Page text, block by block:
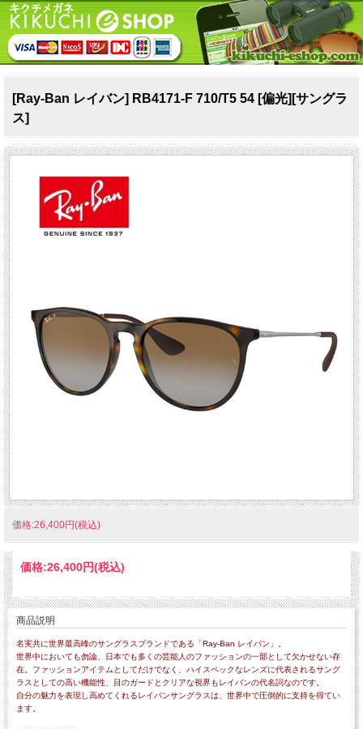
[Ray-Ban レイバン] RB4171-F 710/T5 54 [偏光][サングラ
ス]
価格:26,400円(税込)
価格:26,400円(税込)
商品説明
名実共に世界最高峰のサングラスブランドである「Ray-Ban レイバン」。
世界中においても勿論、日本でも多くの芸能人のファッションの一部として欠かせない存
在。ファッションアイテムとしてだけでなく、ハイスペックなレンズに代表されるサング
ラスとしての高い機能性、目のガードとクリアな視界もレイバンの代名詞なのです。
自分の魅力を表現し高めてくれるレイバンサングラスは、世界中で圧倒的に支持を得てい
ます。